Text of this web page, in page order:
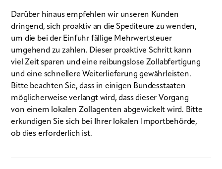
Darüber hinaus empfehlen wir unseren Kunden
dringend, sich proaktiv an die Spediteure zu wenden,
um die bei der Einfuhr fällige Mehrwertsteuer
umgehend zu zahlen. Dieser proaktive Schritt kann
viel Zeit sparen und eine reibungslose Zollabfertigung
und eine schnellere Weiterlieferung gewährleisten.
Bitte beachten Sie, dass in einigen Bundesstaaten
möglicherweise verlangt wird, dass dieser Vorgang
von einem lokalen Zollagenten abgewickelt wird. Bitte
erkundigen Sie sich bei Ihrer lokalen Importbehörde,
ob dies erforderlich ist.